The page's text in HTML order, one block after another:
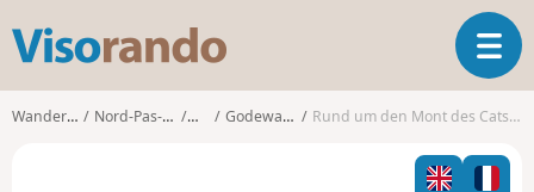
s
o
T
o
l
Wanderungen Nord-Pas-de-Calais NordGodewaersvelde Rund um den Mont des Cats (Balade des Katts)